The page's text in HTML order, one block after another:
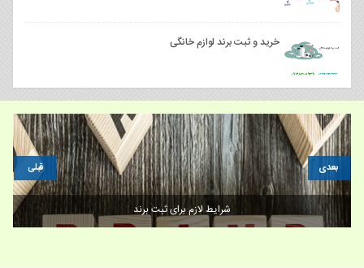
خرید و ثبت برند لوازم خانگی
فروش برند و داستان برند نینتندو
قبلی بعدی